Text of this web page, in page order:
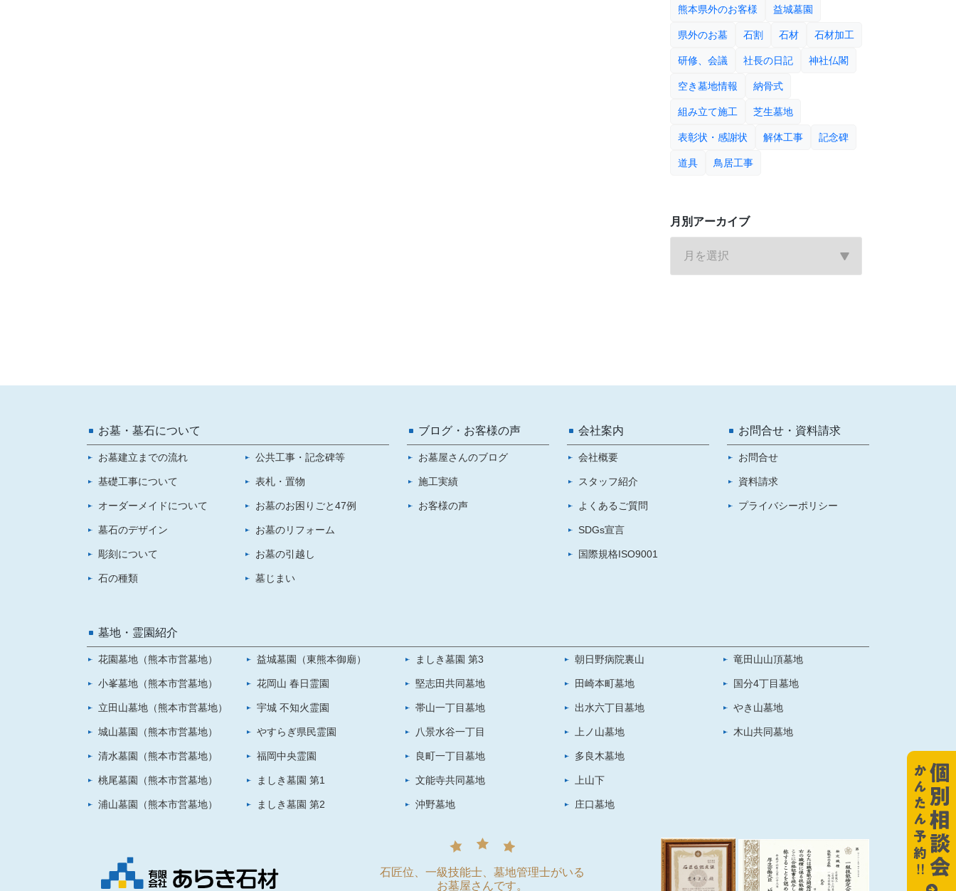
熊本県外のお客様 益城墓園
県外のお墓 石割 石材 石材加工
研修、会議 社長の日記 神社仏閣
空き墓地情報 納骨式
組み立て施工 芝生墓地
表彰状・感謝状 解体工事 記念碑
道具 鳥居工事
月別アーカイブ
お墓・墓石について
お墓建立までの流れ
基礎工事について
オーダーメイドについて
墓石のデザイン
彫刻について
石の種類
公共工事・記念碑等
表札・置物
お墓のお困りごと47例
お墓のリフォーム
お墓の引越し
墓じまい
ブログ・お客様の声
お墓屋さんのブログ
施工実績
お客様の声
会社案内
会社概要
スタッフ紹介
よくあるご質問
SDGs宣言
国際規格ISO9001
お問合せ・資料請求
お問合せ
資料請求
プライバシーポリシー
墓地・霊園紹介
花園墓地（熊本市営墓地）
小峯墓地（熊本市営墓地）
立田山墓地（熊本市営墓地）
城山墓園（熊本市営墓地）
清水墓園（熊本市営墓地）
桃尾墓園（熊本市営墓地）
浦山墓園（熊本市営墓地）
益城墓園（東熊本御廟）
花岡山 春日霊園
宇城 不知火霊園
やすらぎ県民霊園
福岡中央霊園
ましき墓園 第1
ましき墓園 第2
ましき墓園 第3
堅志田共同墓地
帯山一丁目墓地
八景水谷一丁目
良町一丁目墓地
文能寺共同墓地
沖野墓地
朝日野病院裏山
田崎本町墓地
出水六丁目墓地
上ノ山墓地
多良木墓地
上山下
庄口墓地
竜田山山頂墓地
国分4丁目墓地
やき山墓地
木山共同墓地
石匠位、一級技能士、墓地管理士がいる
お墓屋さんです。